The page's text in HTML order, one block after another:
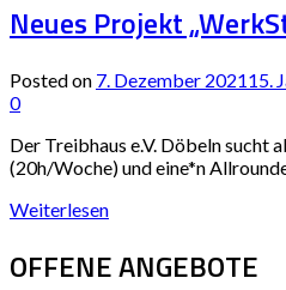
Neues Projekt
Posted on 7. Dezember 202115.
0
Der Treibhaus e.V. Döbeln
(20h/Woche) und eine*n
Weiterlesen
OFFENE ANGEBOTE